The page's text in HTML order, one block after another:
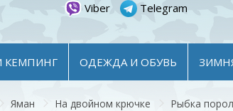
Viber Telegram
КЕМПИНГ ОДЕЖДА И ОБУВЬ
Яман На двойном крючке Рыбка